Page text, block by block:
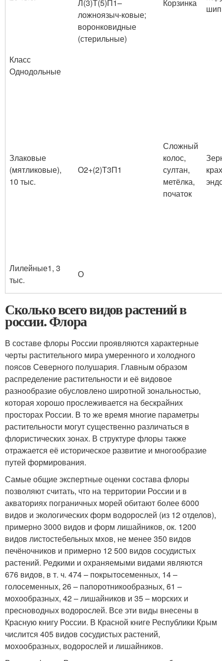
Л(3)Т(5)П1–
ложноязыч-ковые;
воронковидные
(стерильные)
Корзинка
Класс
Однодольные
Злаковые
(мятликовые),
10 тыс.
О2+(2)Т3П1
Сложный
колос,
султан,
метёлка,
початок
Лилейные1, 3
тыс.
О
Сколько всего видов растений в
россии. Флора
В составе флоры России проявляются характерные
черты растительного мира умеренного и холодного
поясов Северного полушария. Главным образом
распределение растительности и её видовое
разнообразие обусловлено широтной зональностью,
которая хорошо прослеживается на бескрайних
просторах России. В то же время многие параметры
растительности могут существенно различаться в
флористических зонах. В структуре флоры также
отражается её историческое развитие и многообразие
путей формирования.
Самые общие экспертные оценки состава флоры
позволяют считать, что на территории России и в
акваториях пограничных морей обитают более 6000
видов и экологических форм водорослей (из 12 отделов),
примерно 3000 видов и форм лишайников, ок. 1200
видов листостебельных мхов, не менее 350 видов
печёночников и примерно 12 500 видов сосудистых
растений. Редкими и охраняемыми видами являются
676 видов, в т. ч. 474 – покрытосеменных, 14 –
голосеменных, 26 – папоротникообразных, 61 –
мохообразных, 42 – лишайников и 35 – морских и
пресноводных водорослей. Все эти виды внесены в
Красную книгу России. В Красной книге Республики Крым
числится 405 видов сосудистых растений,
мохообразных, водорослей и лишайников.